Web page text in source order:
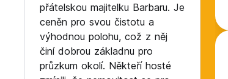
přátelskou majitelku Barbaru. Je
ceněn pro svou čistotu a
výhodnou polohu, což z něj
činí dobrou základnu pro
průzkum okolí. Někteří hosté